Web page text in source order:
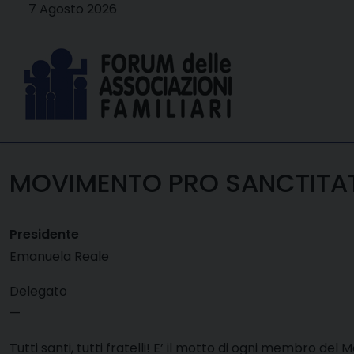
7 Agosto 2026
MOVIMENTO PRO
Presidente
Emanuela Reale
Delegato
—
Tutti santi, tutti fratelli! E’ il motto di ogni membro del